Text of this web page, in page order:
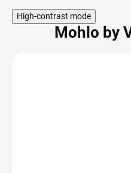
High-contrast mode
Mohlo by